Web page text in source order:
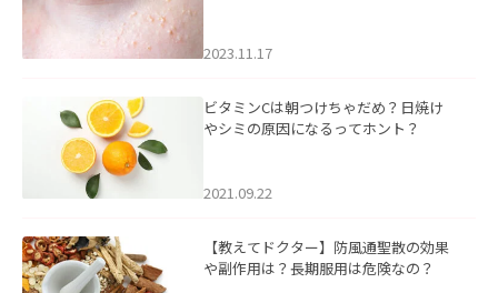
2023.11.17
ビタミンCは朝つけちゃだめ？日焼け
やシミの原因になるってホント？
2021.09.22
【教えてドクター】防風通聖散の効果
や副作用は？長期服用は危険なの？